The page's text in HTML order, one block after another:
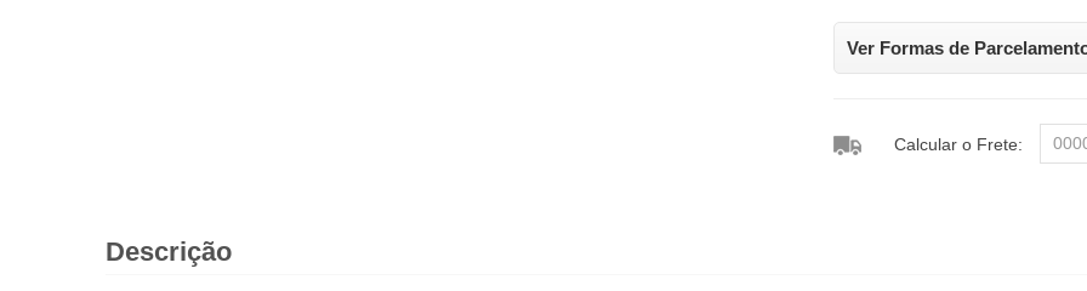
Ver Formas de
Calcular o Frete:
Descrição